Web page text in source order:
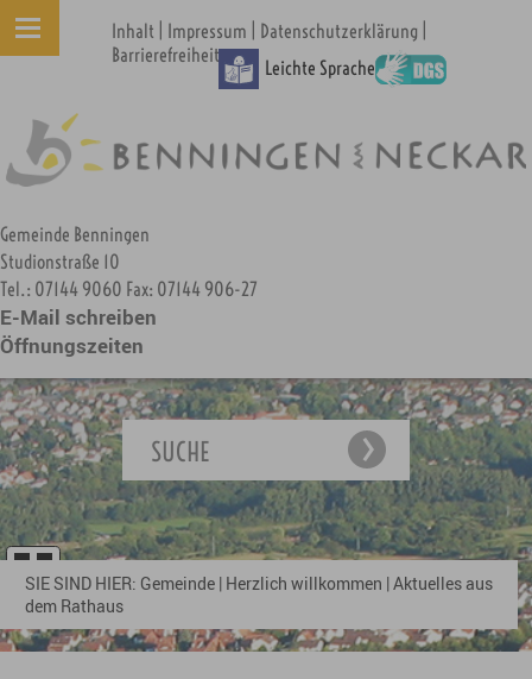
Leichte Sprache
Inhalt Impressum Datenschutzerklärung
Barrierefreiheit
Gemeinde Benningen
Studionstraße 10
Tel.: 07144 9060 Fax: 07144 906-27
E-Mail schreiben
Öffnungszeiten
SUCHE
SIE SIND HIER: Gemeinde | Herzlich willkommen |Aktuelles aus
dem Rathaus